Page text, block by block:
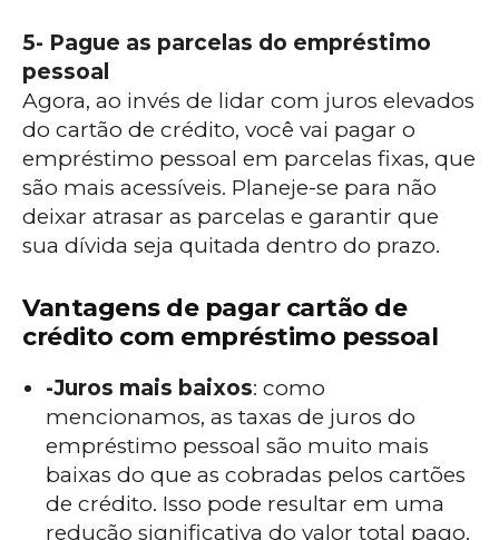
5- Pague as parcelas do empréstimo
pessoal
Agora, ao invés de lidar com juros elevados
do cartão de crédito, você vai pagar o
empréstimo pessoal em parcelas fixas, que
são mais acessíveis. Planeje-se para não
deixar atrasar as parcelas e garantir que
sua dívida seja quitada dentro do prazo.
Vantagens de pagar cartão de
crédito com empréstimo pessoal
-Juros mais baixos: como
mencionamos, as taxas de juros do
empréstimo pessoal são muito mais
baixas do que as cobradas pelos cartões
de crédito. Isso pode resultar em uma
redução significativa do valor total pago.